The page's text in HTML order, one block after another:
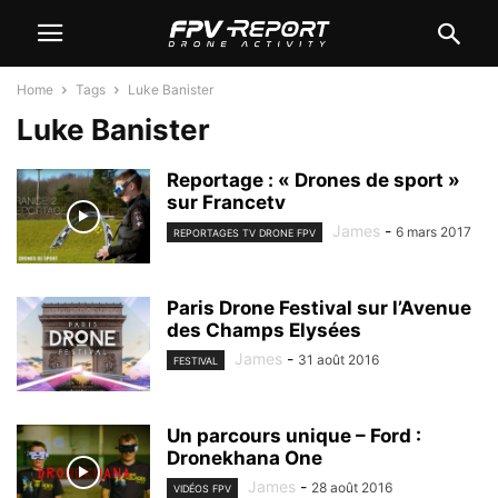
Home Tags Luke Banister
Luke Banister
Reportage : « Drones de sport »
sur Francetv
REPORTAGES TV DRONE FPV James - 6 mars 2017
Paris Drone Festival sur l’Avenue
des Champs Elysées
FESTIVAL James - 31 août 2016
Un parcours unique – Ford :
Dronekhana One
VIDÉOS FPV James - 28 août 2016